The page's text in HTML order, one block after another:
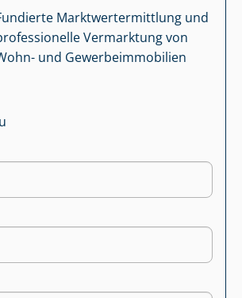
Markt­wert­ermitt­lung und
Vermarktung von
und Ge­wer­be­im­mo­bi­li­en